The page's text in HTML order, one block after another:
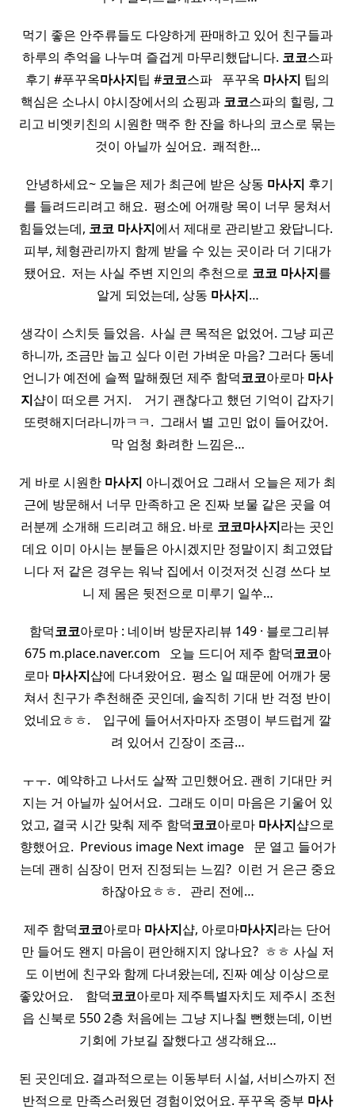
먹기 좋은 안주류들도 다양하게 판매하고 있어 친구들과
하루의 추억을 나누며 즐겁게 마무리했답니다. 코코스파
후기 #푸꾸옥마사지팁 #코코스파 ​ ​ 푸꾸옥 마사지 팁의
핵심은 소나시 야시장에서의 쇼핑과 코코스파의 힐링, 그
리고 비엣키친의 시원한 맥주 한 잔을 하나의 코스로 묶는
것이 아닐까 싶어요. ​ 쾌적한…
​ 안녕하세요~ 오늘은 제가 최근에 받은 상동 마사지 후기
를 들려드리려고 해요. ​ 평소에 어깨랑 목이 너무 뭉쳐서
힘들었는데, 코코 마사지에서 제대로 관리받고 왔답니다. ​
피부, 체형관리까지 함께 받을 수 있는 곳이라 더 기대가
됐어요. ​ 저는 사실 주변 지인의 추천으로 코코 마사지를
알게 되었는데, 상동 마사지…
생각이 스치듯 들었음. ​ 사실 큰 목적은 없었어. 그냥 피곤
하니까, 조금만 눕고 싶다 이런 가벼운 마음? 그러다 동네
언니가 예전에 슬쩍 말해줬던 제주 함덕코코아로마 마사
지샵이 떠오른 거지. ​ ​ ​ 거기 괜찮다고 했던 기억이 갑자기
또렷해지더라니까ㅋㅋ. ​ 그래서 별 고민 없이 들어갔어. ​
막 엄청 화려한 느낌은…
게 바로 시원한 마사지 아니겠어요 그래서 오늘은 제가 최
근에 방문해서 너무 만족하고 온 진짜 보물 같은 곳을 여
러분께 소개해 드리려고 해요. 바로 코코마사지라는 곳인
데요 이미 아시는 분들은 아시겠지만 정말이지 최고였답
니다 저 같은 경우는 워낙 집에서 이것저것 신경 쓰다 보
니 제 몸은 뒷전으로 미루기 일쑤…
​ 함덕코코아로마 : 네이버 방문자리뷰 149 · 블로그리뷰
675 m.place.naver.com ​ ​ 오늘 드디어 제주 함덕코코아
로마 마사지샵에 다녀왔어요. ​ 평소 일 때문에 어깨가 뭉
쳐서 친구가 추천해준 곳인데, 솔직히 기대 반 걱정 반이
었네요ㅎㅎ. ​ ​ ​ 입구에 들어서자마자 조명이 부드럽게 깔
려 있어서 긴장이 조금…
ㅜㅜ. ​ 예약하고 나서도 살짝 고민했어요. 괜히 기대만 커
지는 거 아닐까 싶어서요. ​ 그래도 이미 마음은 기울어 있
었고, 결국 시간 맞춰 제주 함덕코코아로마 마사지샵으로
향했어요. ​ Previous image Next image ​ ​ 문 열고 들어가
는데 괜히 심장이 먼저 진정되는 느낌? ​ 이런 거 은근 중요
하잖아요ㅎㅎ. ​ ​ 관리 전에…
제주 함덕코코아로마 마사지샵, 아로마마사지라는 단어
만 들어도 왠지 마음이 편안해지지 않나요? ​ ㅎㅎ 사실 저
도 이번에 친구와 함께 다녀왔는데, 진짜 예상 이상으로
좋았어요. ​ ​ ​ 함덕코코아로마 제주특별자치도 제주시 조천
읍 신북로 550 2층 처음에는 그냥 지나칠 뻔했는데, 이번
기회에 가보길 잘했다고 생각해요…
된 곳인데요. 결과적으로는 이동부터 시설, 서비스까지 전
반적으로 만족스러웠던 경험이었어요. 푸꾸옥 중부 마사